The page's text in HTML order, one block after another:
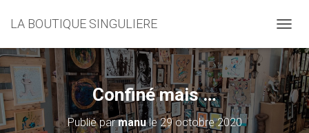
LA BOUTIQUE SINGULIERE
É
L
I
E
R
L
Confiné mais …
Publié parmanule29 octobre 2020